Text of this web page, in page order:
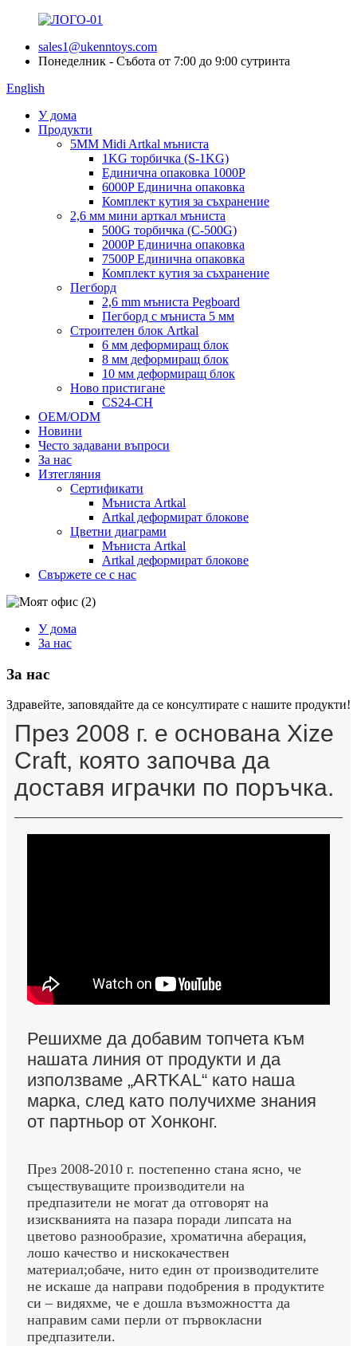
sales1@ukenntoys.com
Понеделник - Събота от 7:00 до 9:00 сутринта
English
У дома
Продукти
5MM Midi Artkal мъниста
1KG торбичка (S-1KG)
Единична опаковка 1000P
6000P Единична опаковка
Комплект кутия за съхранение
2,6 мм мини арткал мъниста
500G торбичка (C-500G)
2000P Единична опаковка
7500P Единична опаковка
Комплект кутия за съхранение
Пегборд
2,6 mm мъниста Pegboard
Пегборд с мъниста 5 мм
Строителен блок Artkal
6 мм деформиращ блок
8 мм деформиращ блок
10 мм деформиращ блок
Ново пристигане
CS24-CH
OEM/ODM
Новини
Често задавани въпроси
За нас
Изтегляния
Сертификати
Мъниста Artkal
Artkal деформират блокове
Цветни диаграми
Мъниста Artkal
Artkal деформират блокове
Свържете се с нас
У дома
За нас
За нас
Здравейте, заповядайте да се консултирате с нашите продукти!
През 2008 г. е основана Xize
Craft, която започва да
доставя играчки по поръчка.
Решихме да добавим топчета към
нашата линия от продукти и да
използваме „ARTKAL“ като наша
марка, след като получихме знания
от партньор от Хонконг.
През 2008-2010 г. постепенно стана ясно, че
съществуващите производители на
предпазители не могат да отговорят на
изискванията на пазара поради липсата на
цветово разнообразие, хроматична аберация,
лошо качество и нискокачествен
материал;обаче, нито един от производителите
не искаше да направи подобрения в продуктите
си – видяхме, че е дошла възможността да
направим сами перли от първокласни
предпазители.